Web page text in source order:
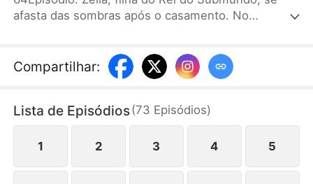
afasta das sombras após o casamento. No
amante do marido, Eloísa, fazendo rachas na rua.
Zélia, com apoio de seus irmãos e pai, enfrenta
recupera o poder, a dignidade e luta por sua filha.
Compartilhar:
Lista de Episódios(73 Episódios)
1 2 3 4 5